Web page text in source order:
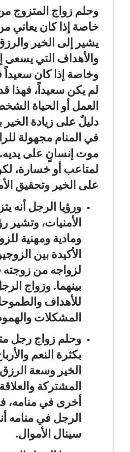
وحلم زواج المتزوج
خاصة إذا كان يعاني
يشير إلى الخير
والأهداف التي يسعى
وخاصة إذا كان سعيداً
لم يكن سعيداً، فهذا
العمل أو الحياة
دليلٌ على زيادة الخير
في المنام مجهولة
موت إنسانٍ على يديه.
لمتاعب أو خسارة،
على الخير وتحقيق
ورؤيا الرجل أنه
الأمنيات، وتشير
ومادية ومهنية
الأكيدة بين
لزواجه من
بينهما. وزواج
للأهداف
المشكلات
وحلم زواج رجل
بكثرة النعم
الخير وسعة
المشتركة
أخرى في منامه،
الرجل في منامه
سينال الأموال.